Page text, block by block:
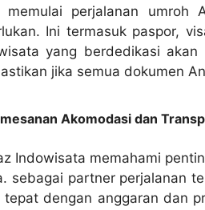
memulai perjalanan umroh
Ini termasuk paspor,
yang berdedikasi
jika semua dokumen
Akomodasi dan
Indowisata memahami
sebagai partner perjalanan
tepat dengan anggaran dan